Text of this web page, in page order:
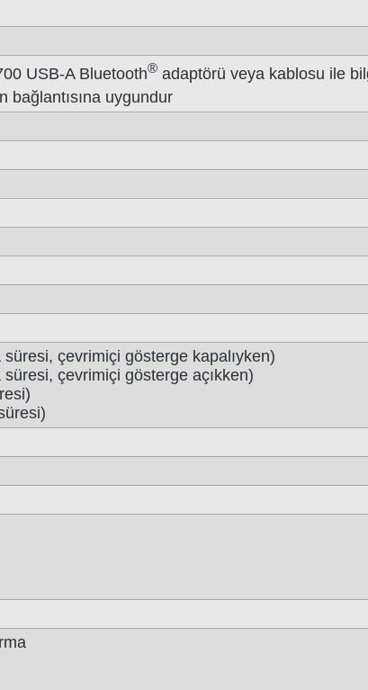
USB-A Bluetooth® adaptörü veya kablosu ile
bağlantısına uygundur
çevrimiçi gösterge kapalıyken)
çevrimiçi gösterge açıkken)